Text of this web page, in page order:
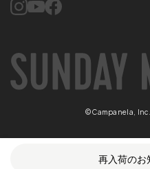
©Campanela, Inc.
再入荷のお